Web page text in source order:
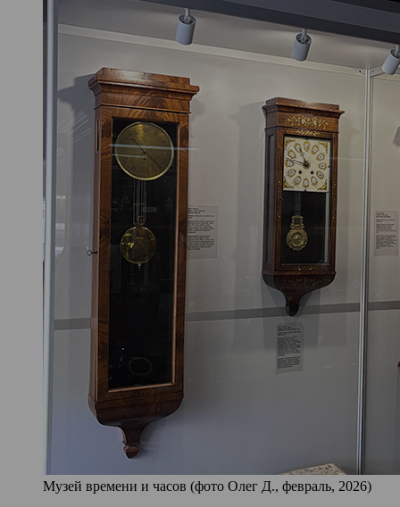
Музей времени и часов (фото Олег Д., февраль, 2026)